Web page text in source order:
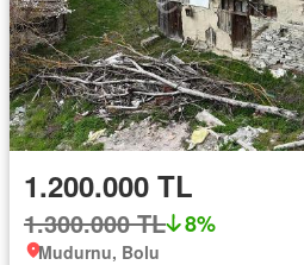
1.200.000 TL
1.300.000 TL 8%
Mudurnu, Bolu